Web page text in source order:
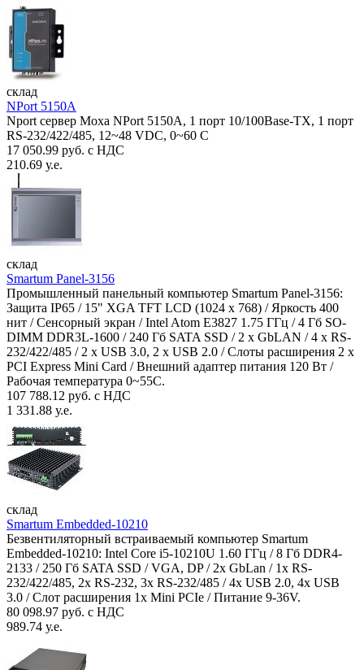
склад
NPort 5150A
Nport сервер Moxa NPort 5150A, 1 порт 10/100Base-TX, 1 порт
RS-232/422/485, 12~48 VDC, 0~60 С
17 050.99 руб. с НДС
210.69 у.е.
склад
Smartum Panel-3156
Промышленный панельный компьютер Smartum Panel-3156:
Защита IP65 / 15" XGA TFT LCD (1024 x 768) / Яркость 400
нит / Сенсорный экран / Intel Atom E3827 1.75 ГГц / 4 Гб SO-
DIMM DDR3L-1600 / 240 Гб SATA SSD / 2 x GbLAN / 4 x RS-
232/422/485 / 2 x USB 3.0, 2 x USB 2.0 / Слоты расширения 2 x
PCI Express Mini Card / Внешний адаптер питания 120 Вт /
Рабочая температура 0~55C.
107 788.12 руб. с НДС
1 331.88 у.е.
склад
Smartum Embedded-10210
Безвентиляторный встраиваемый компьютер Smartum
Embedded-10210: Intel Core i5-10210U 1.60 ГГц / 8 Гб DDR4-
2133 / 250 Гб SATA SSD / VGA, DP / 2х GbLan / 1х RS-
232/422/485, 2x RS-232, 3x RS-232/485 / 4x USB 2.0, 4х USB
3.0 / Слот расширения 1x Mini PCIe / Питание 9-36V.
80 098.97 руб. с НДС
989.74 у.е.